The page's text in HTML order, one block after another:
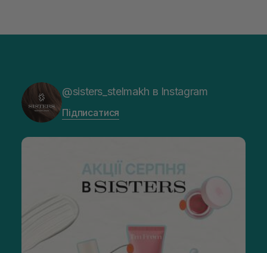
@sisters_stelmakh в Instagram
Підписатися